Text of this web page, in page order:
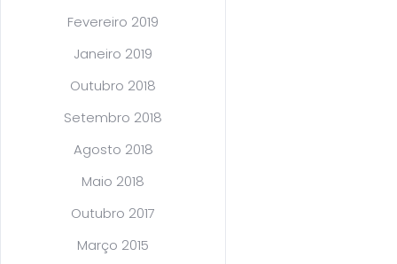
Fevereiro 2019
Janeiro 2019
Outubro 2018
Setembro 2018
Agosto 2018
Maio 2018
Outubro 2017
Março 2015